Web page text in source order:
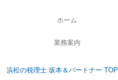
ホーム
業務案内
法人の会計と税務
海外展開支援
事業承継支援
大企業支援
企業再生支援
個人の会計と税務
相続対策
医業経営支援
公益法人・社会福祉法人支援
起業家支援・開業支援
労務支援
浜松の税理士 坂本＆パートナー TOP